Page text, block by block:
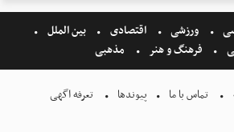
ورزشی اقتصادی
بین الملل
فرهنگ و هنر مذهبی
تماس با ما پیوندها تعرفه اگهی